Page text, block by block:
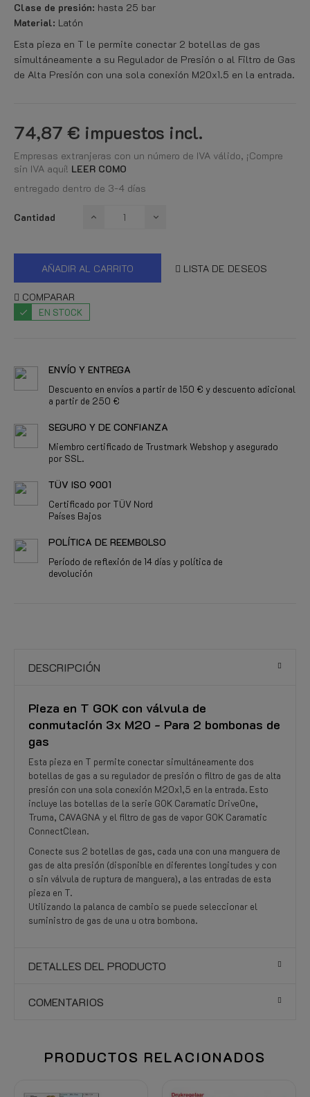
Clase de presión: hasta 25 bar
Material: Latón
Esta pieza en T le permite conectar 2 botellas de gas
simultáneamente a su Regulador de Presión o al Filtro de Gas
de Alta Presión con una sola conexión M20x1.5 en la entrada.
74,87 € impuestos incl.
Empresas extranjeras con un número de IVA válido, ¡Compre
sin IVA aquí! LEER COMO
entregado dentro de 3-4 días
Cantidad
AÑADIR AL CARRITO LISTA DE DESEOS
COMPARAR
EN STOCK
ENVÍO Y ENTREGA
Descuento en envíos a partir de 150 € y descuento adicional
a partir de 250 €
SEGURO Y DE CONFIANZA
Miembro certificado de Trustmark Webshop y asegurado
por SSL.
TÜV ISO 9001
Certificado por TÜV Nord
Países Bajos
POLÍTICA DE REEMBOLSO
Período de reflexión de 14 días y política de
devolución
DESCRIPCIÓN
Pieza en T GOK con válvula de
conmutación 3x M20 - Para 2 bombonas de
gas
Esta pieza en T permite conectar simultáneamente dos
botellas de gas a su regulador de presión o filtro de gas de alta
presión con una sola conexión M20x1,5 en la entrada. Esto
incluye las botellas de la serie GOK Caramatic DriveOne,
Truma, CAVAGNA y el filtro de gas de vapor GOK Caramatic
ConnectClean.
Conecte sus 2 botellas de gas, cada una con una manguera de
gas de alta presión (disponible en diferentes longitudes y con
o sin válvula de ruptura de manguera), a las entradas de esta
pieza en T.
Utilizando la palanca de cambio se puede seleccionar el
suministro de gas de una u otra bombona.
DETALLES DEL PRODUCTO
COMENTARIOS
PRODUCTOS RELACIONADOS